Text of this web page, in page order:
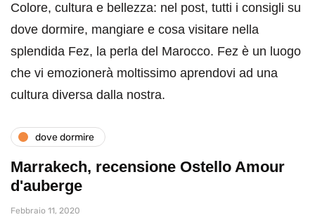
Colore, cultura e bellezza: nel post, tutti i consigli su
dove dormire, mangiare e cosa visitare nella
splendida Fez, la perla del Marocco. Fez è un luogo
che vi emozionerà moltissimo aprendovi ad una
cultura diversa dalla nostra.
dove dormire
Marrakech, recensione Ostello Amour
d'auberge
Febbraio 11, 2020